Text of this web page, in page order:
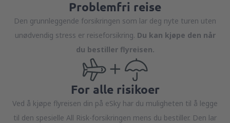
Problemfri reise
Den grunnleggende forsikringen som lar deg nyte turen uten
unødvendig stress er reiseforsikring. Du kan kjøpe den når
du bestiller flyreisen.
For alle risikoer
Ved å kjøpe flyreisen din på eSky har du muligheten til å legge
til den spesielle All Risk-forsikringen mens du bestiller. Den lar